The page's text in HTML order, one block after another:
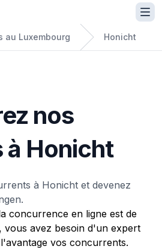
au Luxembourg Honicht
nos
Honicht
à Honicht et devenez
concurrence en ligne est de
vous avez besoin d'un expert
vos concurrents.